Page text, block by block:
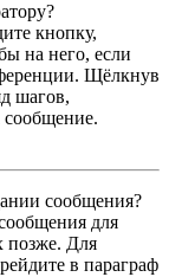
кнопку,
на него, если
Щёлкнув
шагов,
сообщения?
для
позже. Для
в параграф